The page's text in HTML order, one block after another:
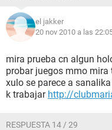
el jakker
20 nov 2010 a las
mira prueba cn algun
probar juegos mmo mira
xulo se parece a
k trabajar http://
RESPUESTA 14 / 29